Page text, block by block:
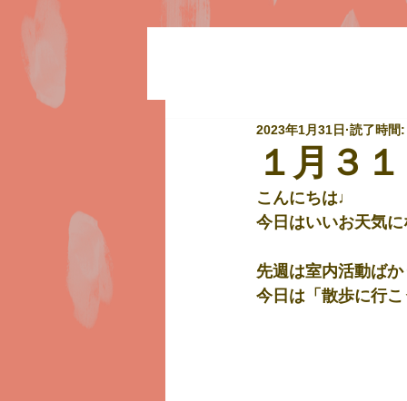
１月３１
2023年1月31日 読了時間
こんにちは♩
今日はいいお天気
先週は室内活動ば
今日は「散歩に行